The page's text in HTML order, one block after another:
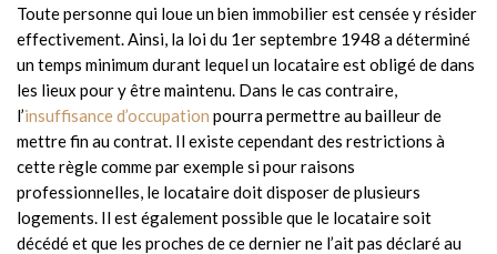
Toute personne qui loue un bien immobilier est censée y résider
effectivement. Ainsi, la loi du 1er septembre 1948 a déterminé
un temps minimum durant lequel un locataire est obligé de dans
les lieux pour y être maintenu. Dans le cas contraire,
l’insuffisance d’occupation pourra permettre au bailleur de
mettre fin au contrat. Il existe cependant des restrictions à
cette règle comme par exemple si pour raisons
professionnelles, le locataire doit disposer de plusieurs
logements. Il est également possible que le locataire soit
décédé et que les proches de ce dernier ne l’ait pas déclaré au